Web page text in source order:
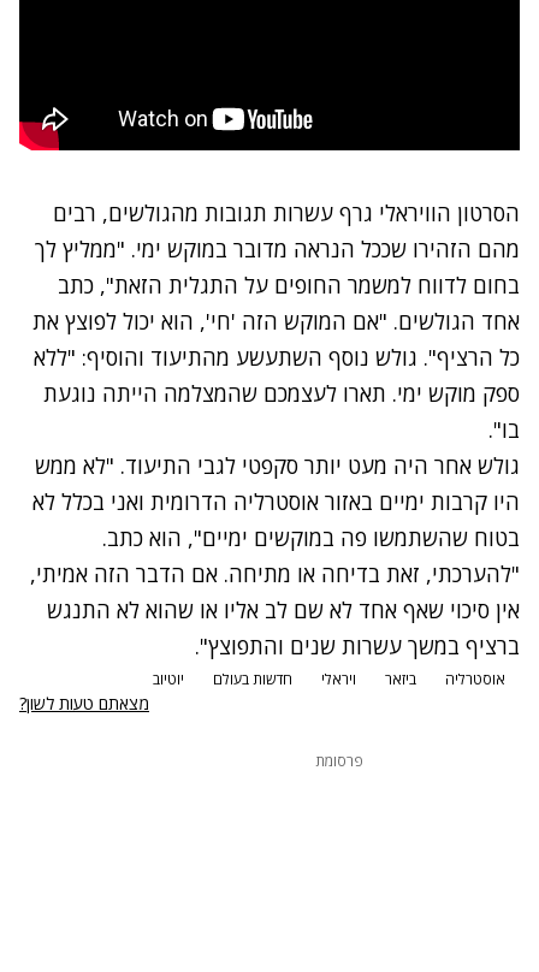
הסרטון הוויראלי גרף עשרות תגובות מהגולשים, רבים
מהם הזהירו שככל הנראה מדובר במוקש ימי. "ממליץ לך
בחום לדווח למשמר החופים על התגלית הזאת", כתב
אחד הגולשים. "אם המוקש הזה 'חי', הוא יכול לפוצץ את
כל הרציף". גולש נוסף השתעשע מהתיעוד והוסיף: "ללא
ספק מוקש ימי. תארו לעצמכם שהמצלמה הייתה נוגעת
בו".
גולש אחר היה מעט יותר סקפטי לגבי התיעוד. "לא ממש
היו קרבות ימיים באזור אוסטרליה הדרומית ואני בכלל לא
בטוח שהשתמשו פה במוקשים ימיים", הוא כתב.
"להערכתי, זאת בדיחה או מתיחה. אם הדבר הזה אמיתי,
אין סיכוי שאף אחד לא שם לב אליו או שהוא לא התנגש
ברציף במשך עשרות שנים והתפוצץ".
אוסטרליה ביזאר ויראלי חדשות בעולם יוטיוב
מצאתם טעות לשון?
פרסומת